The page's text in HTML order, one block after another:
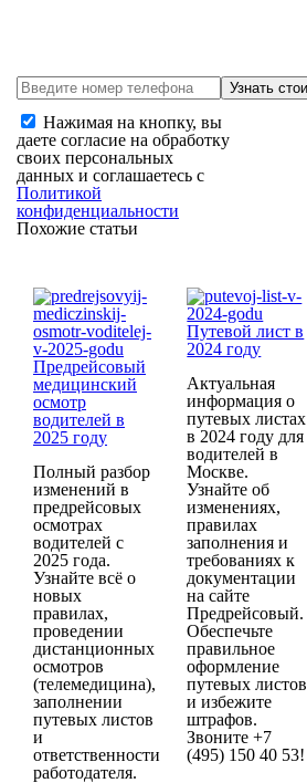
Нажимая на кнопку, вы
даете согласие на обработку
своих персональных
данных и соглашаетесь с
Политикой
конфиденциальности
Похожие статьи
Предрейсовый
медицинский
осмотр
водителей в
2025 году
Полный разбор
изменений в
предрейсовых
осмотрах
водителей с
2025 года.
Узнайте всё о
новых
правилах,
проведении
дистанционных
осмотров
(телемедицина),
заполнении
путевых листов
и
ответственности
работодателя.
Путевой лист в
2024 году
Актуальная
информация о
путевых листах
в 2024 году для
водителей в
Москве.
Узнайте об
изменениях,
правилах
заполнения и
требованиях к
документации
на сайте
Предрейсовый.
Обеспечьте
правильное
оформление
путевых листов
и избежите
штрафов.
Звоните +7
(495) 150 40 53!